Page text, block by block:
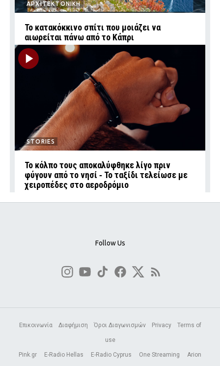
ΑΡΧΙΤΕΚΤΟΝΙΚΗ
Το κατακόκκινο σπίτι που μοιάζει να
αιωρείται πάνω από το Κάπρι
STORIES
Το κόλπο τους αποκαλύφθηκε λίγο πριν
φύγουν από το νησί ‑ Το ταξίδι τελείωσε με
χειροπέδες στο αεροδρόμιο
Follow Us
Επικοινωνία Διαφήμιση Όροι Διαγωνισμών Privacy Terms of
use
Pink.gr E-Radio Hellas E-Radio Cyprus One Streaming Arion